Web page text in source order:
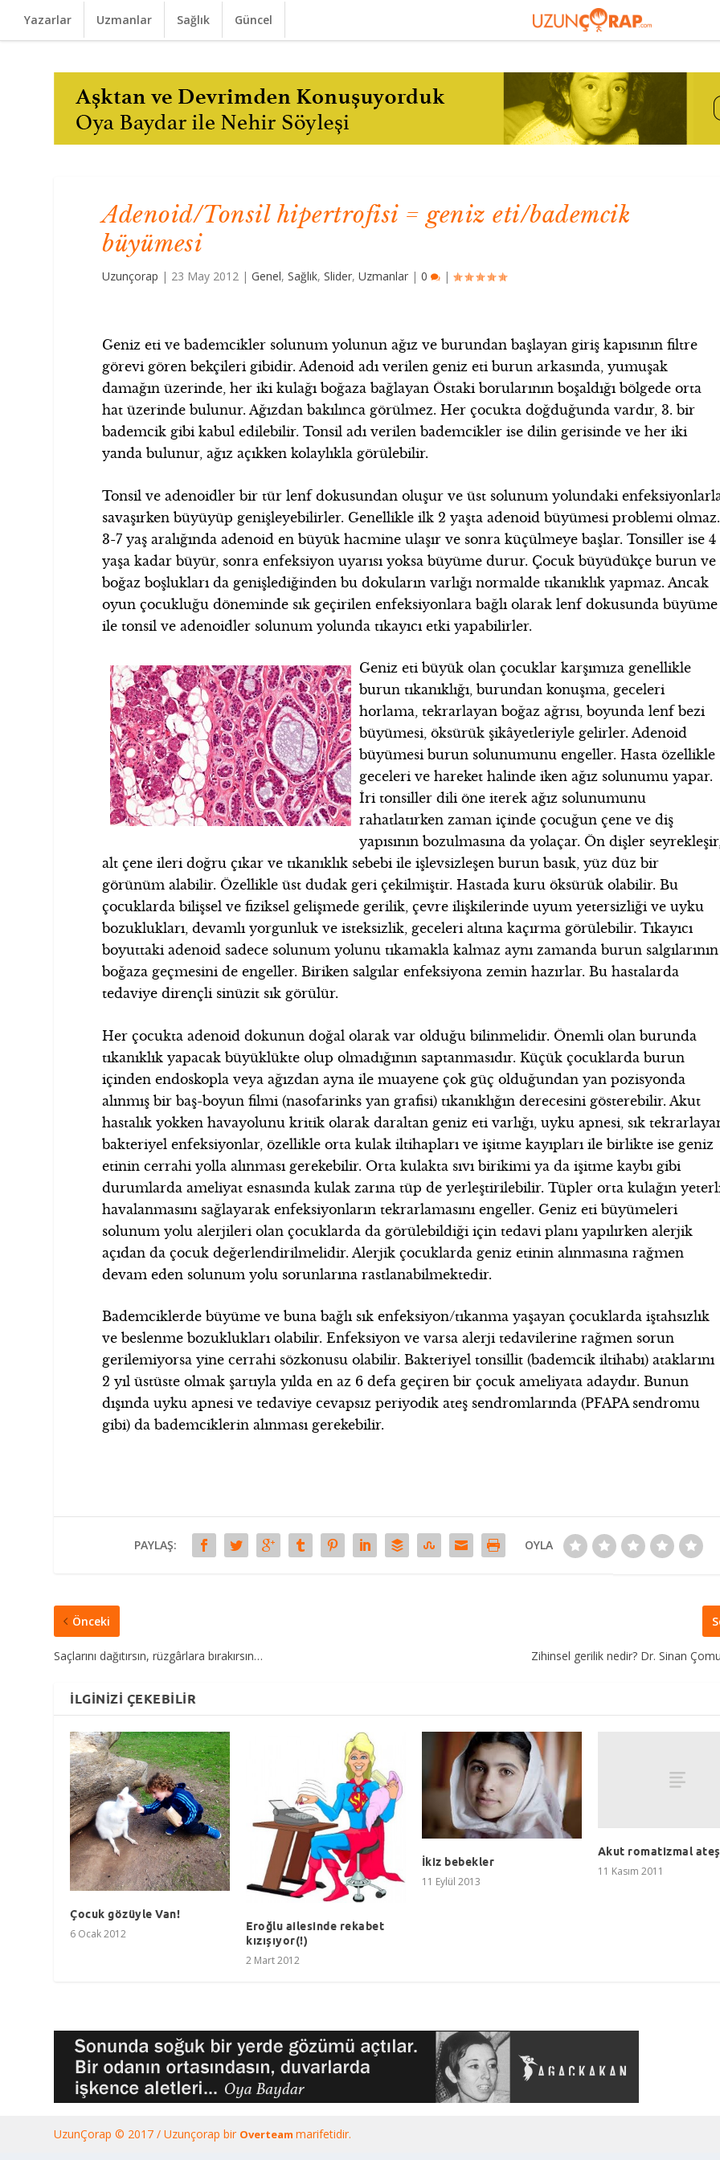
Yazarlar Uzmanlar Sağlık Güncel
Adenoid/Tonsil hipertrofisi = geniz eti/bademcik
büyümesi
Uzunçorap | 23 May 2012 |Genel,Sağlık,Slider,Uzmanlar |0 |
Geniz eti ve bademcikler solunum yolunun ağız ve burundan başlayan giriş kapısının filtre
görevi gören bekçileri gibidir. Adenoid adı verilen geniz eti burun arkasında, yumuşak
damağın üzerinde, her iki kulağı boğaza bağlayan Östaki borularının boşaldığı bölgede orta
hat üzerinde bulunur. Ağızdan bakılınca görülmez. Her çocukta doğduğunda vardır, 3. bir
bademcik gibi kabul edilebilir. Tonsil adı verilen bademcikler ise dilin gerisinde ve her iki
yanda bulunur, ağız açıkken kolaylıkla görülebilir.
Tonsil ve adenoidler bir tür lenf dokusundan oluşur ve üst solunum yolundaki
savaşırken büyüyüp genişleyebilirler. Genellikle ilk 2 yaşta adenoid büyümesi problemi olmaz.
3-7 yaş aralığında adenoid en büyük hacmine ulaşır ve sonra küçülmeye başlar. Tonsiller ise 4
yaşa kadar büyür, sonra enfeksiyon uyarısı yoksa büyüme durur. Çocuk büyüdükçe burun ve
boğaz boşlukları da genişlediğinden bu dokuların varlığı normalde tıkanıklık yapmaz. Ancak
oyun çocukluğu döneminde sık geçirilen enfeksiyonlara bağlı olarak lenf dokusunda büyüme
ile tonsil ve adenoidler solunum yolunda tıkayıcı etki yapabilirler.
Geniz eti büyük olan çocuklar karşımıza genellikle
burun tıkanıklığı, burundan konuşma, geceleri
horlama, tekrarlayan boğaz ağrısı, boyunda lenf bezi
büyümesi, öksürük şikâyetleriyle gelirler. Adenoid
büyümesi burun solunumunu engeller. Hasta özellikle
geceleri ve hareket halinde iken ağız solunumu yapar.
İri tonsiller dili öne iterek ağız solunumunu
rahatlatırken zaman içinde çocuğun çene ve diş
yapısının bozulmasına da yolaçar. Ön dişler
alt çene ileri doğru çıkar ve tıkanıklık sebebi ile işlevsizleşen burun basık, yüz düz bir
görünüm alabilir. Özellikle üst dudak geri çekilmiştir. Hastada kuru öksürük olabilir. Bu
çocuklarda bilişsel ve fiziksel gelişmede gerilik, çevre ilişkilerinde uyum yetersizliği ve uyku
bozuklukları, devamlı yorgunluk ve isteksizlik, geceleri altına kaçırma görülebilir. Tıkayıcı
boyuttaki adenoid sadece solunum yolunu tıkamakla kalmaz aynı zamanda burun salgılarının
boğaza geçmesini de engeller. Biriken salgılar enfeksiyona zemin hazırlar. Bu hastalarda
tedaviye dirençli sinüzit sık görülür.
Her çocukta adenoid dokunun doğal olarak var olduğu bilinmelidir. Önemli olan burunda
tıkanıklık yapacak büyüklükte olup olmadığının saptanmasıdır. Küçük çocuklarda burun
içinden endoskopla veya ağızdan ayna ile muayene çok güç olduğundan yan pozisyonda
alınmış bir baş-boyun filmi (nasofarinks yan grafisi) tıkanıklığın derecesini gösterebilir. Akut
hastalık yokken havayolunu kritik olarak daraltan geniz eti varlığı, uyku apnesi, sık
bakteriyel enfeksiyonlar, özellikle orta kulak iltihapları ve işitme kayıpları ile birlikte ise geniz
etinin cerrahi yolla alınması gerekebilir. Orta kulakta sıvı birikimi ya da işitme kaybı gibi
durumlarda ameliyat esnasında kulak zarına tüp de yerleştirilebilir. Tüpler orta kulağın
havalanmasını sağlayarak enfeksiyonların tekrarlamasını engeller. Geniz eti büyümeleri
solunum yolu alerjileri olan çocuklarda da görülebildiği için tedavi planı yapılırken alerjik
açıdan da çocuk değerlendirilmelidir. Alerjik çocuklarda geniz etinin alınmasına rağmen
devam eden solunum yolu sorunlarına rastlanabilmektedir.
Bademciklerde büyüme ve buna bağlı sık enfeksiyon/tıkanma yaşayan çocuklarda iştahsızlık
ve beslenme bozuklukları olabilir. Enfeksiyon ve varsa alerji tedavilerine rağmen sorun
gerilemiyorsa yine cerrahi sözkonusu olabilir. Bakteriyel tonsillit (bademcik iltihabı) ataklarını
2 yıl üstüste olmak şartıyla yılda en az 6 defa geçiren bir çocuk ameliyata adaydır. Bunun
dışında uyku apnesi ve tedaviye cevapsız periyodik ateş sendromlarında (PFAPA sendromu
gibi) da bademciklerin alınması gerekebilir.
PAYLAŞ: OYLA
Önceki
Saçlarını dağıtırsın, rüzgârlara bırakırsın… Zihinsel gerilik nedir? Dr. Sinan
İLGINIZI ÇEKEBILIR
Çocuk gözüyle Van!
6 Ocak 2012
Eroğlu ailesinde rekabet
kızışıyor(!)
2 Mart 2012
İkiz bebekler
11 Eylül 2013
Akut romatizmal ateş
11 Kasım 2011
UzunÇorap © 2017 / Uzunçorap bir Overteammarifetidir.